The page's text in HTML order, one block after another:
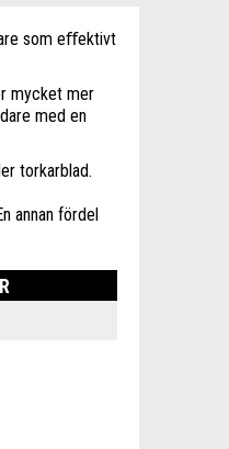
som eﬀektivt
mycket mer
med en
torkarblad.
annan fördel